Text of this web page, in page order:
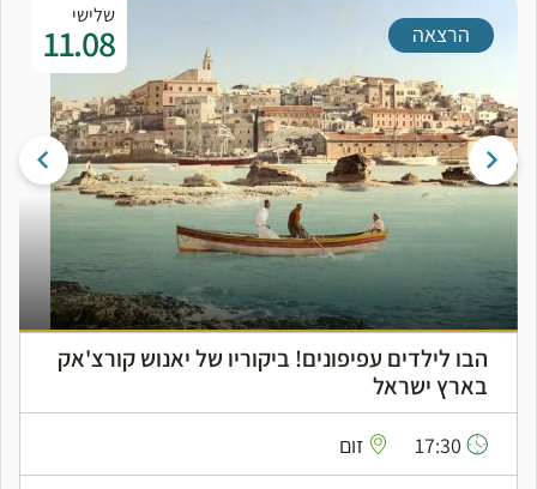
שלישי
11.08 הרצאה
הבו לילדים עפיפונים! ביקוריו של יאנוש קורצ'אק
בארץ ישראל
זום